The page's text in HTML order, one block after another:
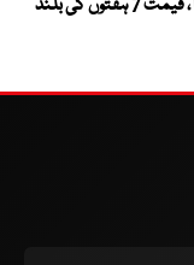
عالمی مارکیٹ میں سونا مزید مہنگا ، قیمت 7 ہفتوں کی بلند